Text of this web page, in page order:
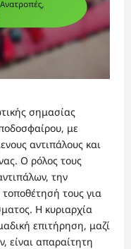
σημασίας
με
αντιπάλους και
Ο ρόλος τους
την
τοποθέτησή τους για
Η κυριαρχία
επιτήρηση, μαζί
είναι απαραίτητη